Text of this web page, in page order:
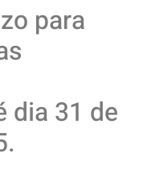
para
dia 31 de